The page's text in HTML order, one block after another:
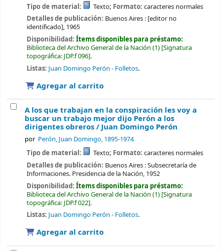
Tipo de material: Texto; Formato:caracteres normales
Detalles de publicación: Buenos Aires : [editor no
identificado], 1965
Disponibilidad: Ítems disponibles para préstamo:
Biblioteca del Archivo General de la Nación (1) Signatura
topográfica: JDP.f 096 .
Listas: Juan Domingo Perón - Folletos.
Agregar al carrito
A los que trabajan en la conspiración les voy a
buscar un trabajo mejor dijo Perón a los
dirigentes obreros / Juan Domingo Perón
por Perón, Juan Domingo, 1895-1974
Tipo de material: Texto; Formato:caracteres normales
Detalles de publicación: Buenos Aires :Subsecretaría de
Informaciones. Presidencia de la Nación, 1952
Disponibilidad: Ítems disponibles para préstamo:
Biblioteca del Archivo General de la Nación (1) Signatura
topográfica: JDP.f 022 .
Listas: Juan Domingo Perón - Folletos.
Agregar al carrito